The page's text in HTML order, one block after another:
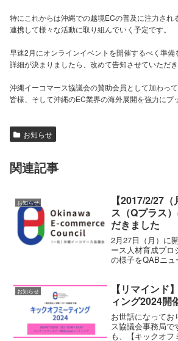
特にこれからは沖縄での越境ECの普及に注力され
連携して様々な活動に取り組んでいく予定です。
早速2月にオンラインイベントを開催するべく準備
詳細が決まりましたら、改めて告知させていただき
沖縄イーコマース協議会の賛助会員として加わっ
皆様、そして沖縄のEC業界の海外展開を強力にプ
お知らせ
関連記事
お知らせ
【2017/2/27
ス（Qプラス
だきました
2月27日（月）に
ース人材育成プロ
の様子をQABニ
お知らせ
【リマインド
ィング2024開
お世話になってお
ス協議会事務局
も、【キックオフ